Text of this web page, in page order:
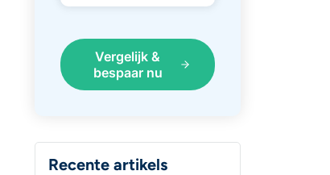
Vergelijk &
bespaar nu
Recente artikels